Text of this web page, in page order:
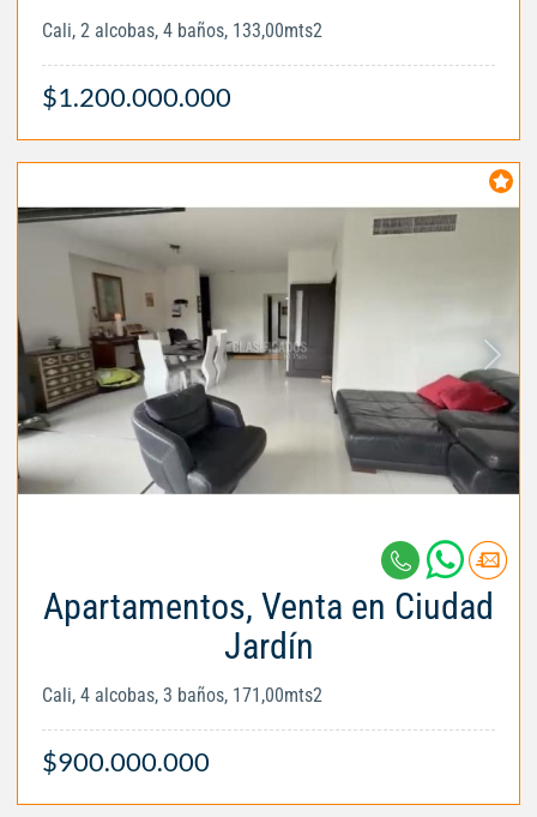
Cali, 2 alcobas, 4 baños, 133,00mts2
$1.200.000.000
Apartamentos, Venta en Ciudad
Jardín
Cali, 4 alcobas, 3 baños, 171,00mts2
$900.000.000